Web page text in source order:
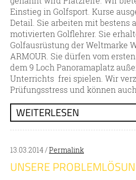
Einstieg in Golfsport. Kurse
Detail. Sie arbeiten mit bestens
motivierten Golflehrer. Sie
Golfausrüstung der Weltmarke
ARMOUR. Sie dürfen vom
dem 9 Loch Panoramaplatz
Unterrichts frei spielen. Wir
Prüfungsstress und können auch
WEITERLESEN
13.03.2014 /Permalink
UNSERE